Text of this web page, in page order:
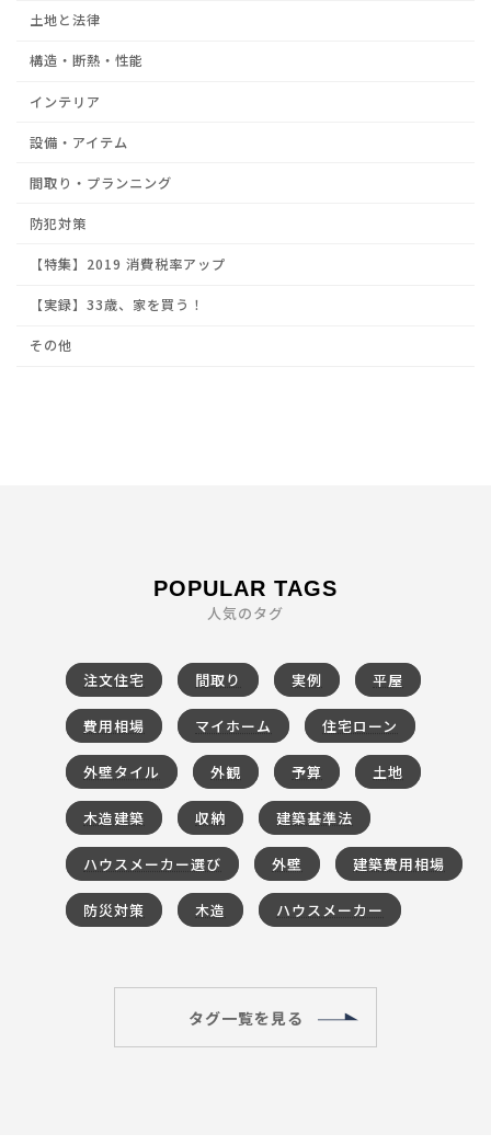
土地と法律
構造・断熱・性能
インテリア
設備・アイテム
間取り・プランニング
防犯対策
【特集】2019 消費税率アップ
【実録】33歳、家を買う！
その他
POPULAR TAGS
人気のタグ
注文住宅 間取り 実例 平屋
費用相場 マイホーム 住宅ローン
外壁タイル 外観 予算 土地
木造建築 収納 建築基準法
ハウスメーカー選び 外壁 建築費用相場
防災対策 木造 ハウスメーカー
タグ一覧を見る